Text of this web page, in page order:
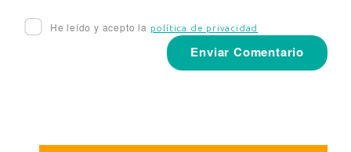
He leído y acepto la política de privacidad